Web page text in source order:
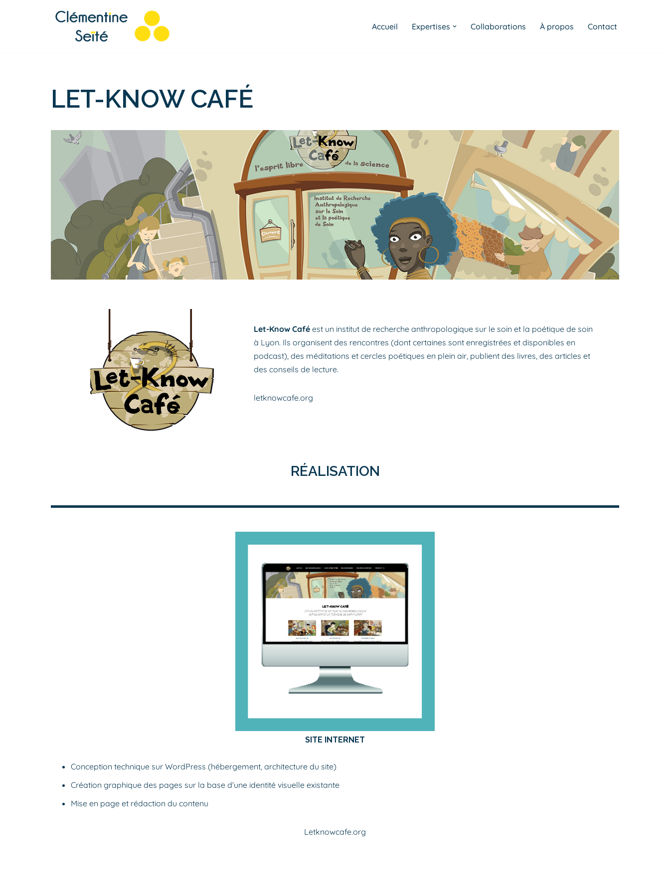
Accueil Expertises Collaborations À propos Contact
LET-KNOW CAFÉ
Let-Know Caféest un institut de recherche anthropologique sur le soin et la poétique de soin
à Lyon. Ils organisent des rencontres (dont certaines sont enregistrées et disponibles en
podcast), des méditations et cercles poétiques en plein air, publient des livres, des articles et
des conseils de lecture.
letknowcafe.org
RÉALISATION
SITE INTERNET
Conception technique sur WordPress (hébergement, architecture du site)
Création graphique des pages sur la base d’une identité visuelle existante
Mise en page et rédaction du contenu
Letknowcafe.org